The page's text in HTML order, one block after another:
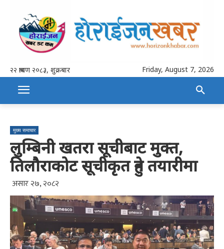
२२ श्रावण २०८३, शुक्रबार Friday, August 7, 2026
मुख्य समाचार
लुम्बिनी खतरा सूचीबाट मुक्त,
तिलौराकोट सूचीकृत हुने तयारीमा
असार २७, २०८२